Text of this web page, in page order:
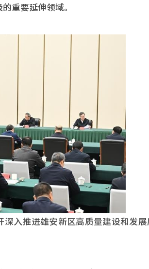
重要延伸领域。
入推进雄安新区高质量建设和发